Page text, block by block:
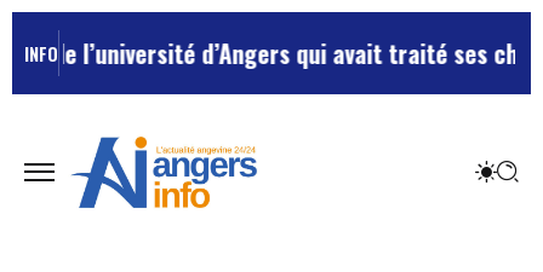
INFO
l’université d’Angers qui avait traité ses chefs de